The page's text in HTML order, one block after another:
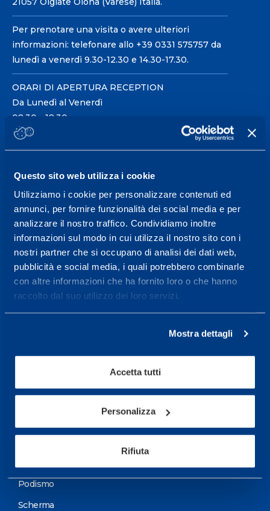
Questo sito web utilizza i cookie
Utilizziamo i cookie per personalizzare contenuti ed
annunci, per fornire funzionalità dei social media e per
analizzare il nostro traffico. Condividiamo inoltre
informazioni sul modo in cui utilizza il nostro sito con i
nostri partner che si occupano di analisi dei dati web,
pubblicità e social media, i quali potrebbero combinarle
con altre informazioni che ha fornito loro o che hanno
raccolto dal suo utilizzo dei loro servizi.
Mostra dettagli
Accetta tutti
Personalizza
Rifiuta
Per prenotare una visita o avere ulteriori
informazioni: telefonare allo +39 0331 575757 da
lunedì a venerdì 9.30-12.30 e 14.30-17.30.
ORARI DI APERTURA RECEPTION
Da Lunedì al Venerdì
08.30 - 18.30
Centro servizi per l'alta
prestazione ed il
wellness.
Maggiori informazioni
Servizi
Servizi Medici
Test di valutazione
Podismo
Scherma